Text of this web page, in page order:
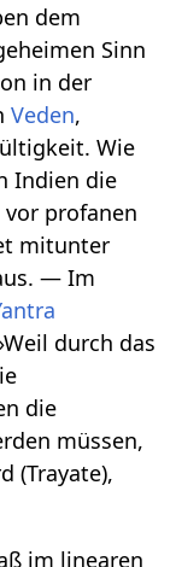
dem
Sinn
in der
Veden,
Wie
Indien die
vor profanen
mitunter
— Im
durch das
die
müssen,
(Trayate),
im linearen